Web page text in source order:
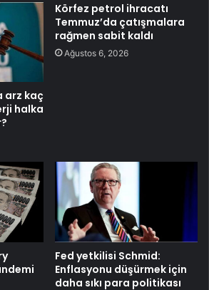
arz kaç
halka
Körfez petrol ihracatı
Temmuz’da çatışmalara
rağmen sabit kaldı
Ağustos 6, 2026
Fed yetkilisi Schmid:
Enflasyonu düşürmek için
daha sıkı para politikası